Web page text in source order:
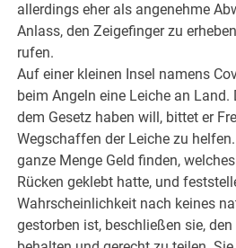
allerdings eher als angenehme
Anlass, den Zeigefinger zu
rufen.
Auf einer kleinen Insel namens
beim Angeln eine Leiche an Land.
dem Gesetz haben will, bittet er
Wegschaffen der Leiche zu
ganze Menge Geld finden,
Rücken geklebt hatte, und
Wahrscheinlichkeit nach keines
gestorben ist, beschließen sie,